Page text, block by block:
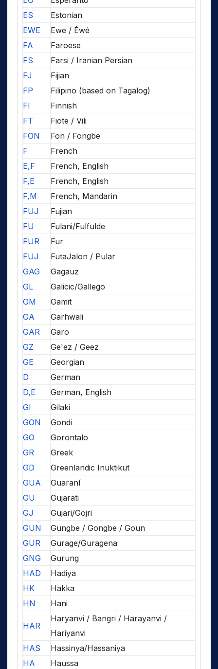
ES
Estonian
EWE
Ewe / Éwé
FA
Faroese
FS
Farsi / Iranian Persian
FJ
Fijian
FP
Filipino (based on Tagalog)
FI
Finnish
FT
Fiote / Vili
FON
Fon / Fongbe
F
French
E,F
French, English
F,E
French, English
F,M
French, Mandarin
FUJ
Fujian
FU
Fulani/Fulfulde
FUR
Fur
FUJ
FutaJalon / Pular
GAG
Gagauz
GL
Galicic/Gallego
GM
Gamit
GA
Garhwali
GAR
Garo
GZ
Ge'ez / Geez
GE
Georgian
D
German
D,E
German, English
GI
Gilaki
GON
Gondi
GO
Gorontalo
GR
Greek
GD
Greenlandic Inuktikut
GUA
Guaraní
GU
Gujarati
GJ
Gujari/Gojri
GUN
Gungbe / Gongbe / Goun
GUR
Gurage/Guragena
GNG
Gurung
HAD
Hadiya
HK
Hakka
HN
Hani
HAR
Haryanvi / Bangri / Harayanvi /
Hariyanvi
HAS
Hassinya/Hassaniya
HA
Haussa